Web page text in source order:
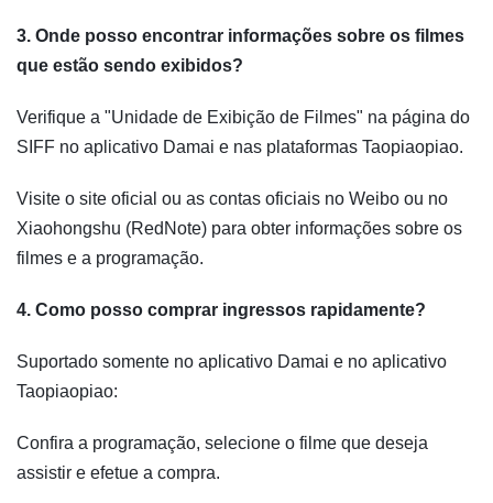
3. Onde posso encontrar informações sobre os filmes
que estão sendo exibidos?
Verifique a "Unidade de Exibição de Filmes" na página do
SIFF no aplicativo Damai e nas plataformas Taopiaopiao.
Visite o site oficial ou as contas oficiais no Weibo ou no
Xiaohongshu (RedNote) para obter informações sobre os
filmes e a programação.
4. Como posso comprar ingressos rapidamente?
Suportado somente no aplicativo Damai e no aplicativo
Taopiaopiao:
Confira a programação, selecione o filme que deseja
assistir e efetue a compra.